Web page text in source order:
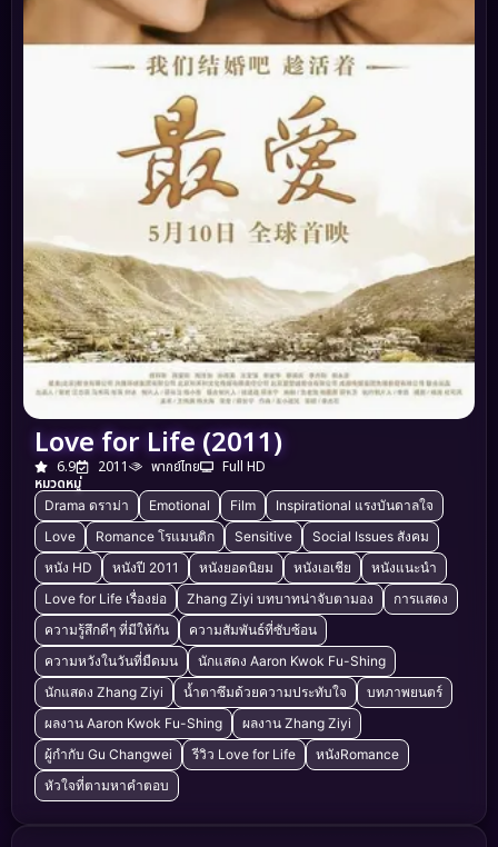
Love for Life (2011)
6.9 2011 พากย์ไทย
Full HD
หมวดหมู่
Drama ดราม่า Emotional Film
Inspirational แรงบันดาลใจ
Love
Romance โรแมนติก Sensitive
Social Issues สังคม
หนัง HD
หนังปี 2011 หนังยอดนิยม หนังเอเชีย
หนังแนะนำ
Love for Life เรื่องย่อ
Zhang Ziyi บทบาทน่าจับตามอง
การแสดง
ความรู้สึกดีๆ ที่มีให้กัน
ความสัมพันธ์ที่ซับซ้อน
ความหวังในวันที่มืดมน
นักแสดง Aaron Kwok Fu-Shing
นักแสดง Zhang Ziyi
น้ำตาซึมด้วยความประทับใจ
บทภาพยนตร์
ผลงาน Aaron Kwok Fu-Shing
ผลงาน Zhang Ziyi
ผู้กำกับ Gu Changwei
รีวิว Love for Life
หนังRomance
หัวใจที่ตามหาคำตอบ